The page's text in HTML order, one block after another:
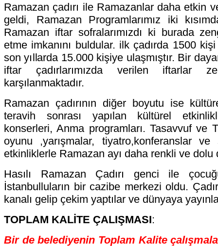
Ramazan çadırı ile Ramazanlar daha etkin
geldi, Ramazan Programlarımız iki
Ramazan iftar sofralarımızdı ki burada
etme imkanını buldular. ilk çadırda 1500
son yıllarda 15.000 kişiye ulaşmıştır. Bir
iftar çadırlarımızda verilen iftarlar
karşılanmaktadır.
Ramazan çadırının diğer boyutu ise
teravih sonrası yapılan kültürel
konserleri, Anma programları. Tasavvuf ve
oyunu ,yarışmalar, tiyatro,konferanslar ve
etkinliklerle Ramazan ayı daha renkli ve dolu
Hasılı Ramazan Çadırı genci ile
İstanbulluların bir cazibe merkezi oldu.
kanalı gelip çekim yaptılar ve dünyaya
TOPLAM KALİTE ÇALIŞMASI:
Bir de belediyenin Toplam Kalite